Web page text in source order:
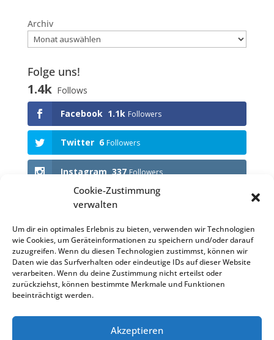
Cookie-Zustimmung
verwalten
Um dir ein optimales Erlebnis zu bieten, verwenden wir Technologien
wie Cookies, um Geräteinformationen zu speichern und/oder darauf
zuzugreifen. Wenn du diesen Technologien zustimmst, können wir
Daten wie das Surfverhalten oder eindeutige IDs auf dieser Website
verarbeiten. Wenn du deine Zustimmung nicht erteilst oder
zurückziehst, können bestimmte Merkmale und Funktionen
beeinträchtigt werden.
Akzeptieren
Archiv
Folge uns!
1.4k Follows
Facebook 1.1k Followers
Twitter 6 Followers
Instagram 337 Followers
Anstehende Events
KEINE VERANSTALTUNGEN
Impressum
Datenschutzerklärung (EU)
Datenschutzerklärung
Haftungsausschluss